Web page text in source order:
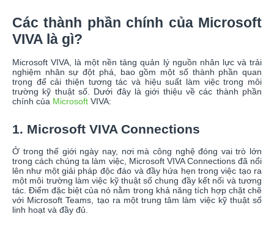
Các thành phần chính của Microsoft
VIVA là gì?
Microsoft VIVA, là một nền tảng quản lý nguồn nhân lực và trải
nghiệm nhân sự đột phá, bao gồm một số thành phần quan
trọng để cải thiện tương tác và hiệu suất làm việc trong môi
trường kỹ thuật số. Dưới đây là giới thiệu về các thành phần
chính của Microsoft VIVA:
1. Microsoft VIVA Connections
Ở trong thế giới ngày nay, nơi mà công nghệ đóng vai trò lớn
trong cách chúng ta làm việc, Microsoft VIVA Connections đã nổi
lên như một giải pháp độc đáo và đầy hứa hẹn trong việc tạo ra
một môi trường làm việc kỹ thuật số chung đầy kết nối và tương
tác. Điểm đặc biệt của nó nằm trong khả năng tích hợp chặt chẽ
với Microsoft Teams, tạo ra một trung tâm làm việc kỹ thuật số
linh hoạt và đầy đủ.